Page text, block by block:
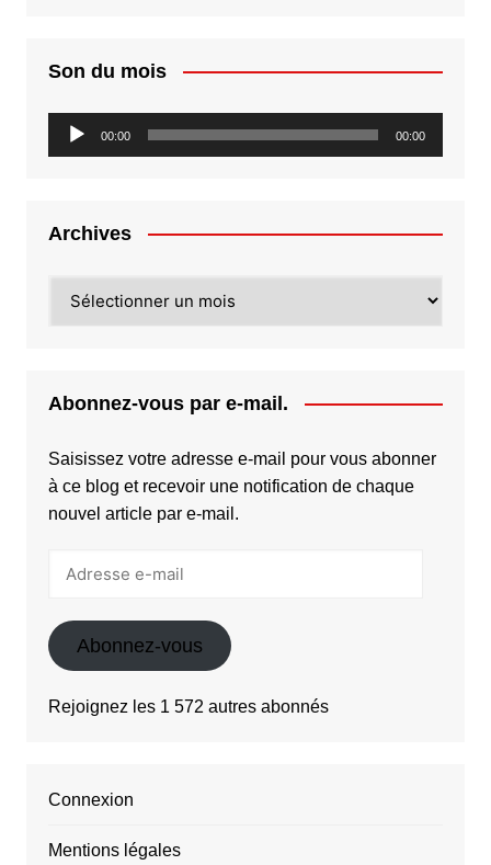
Son du mois
Lecteur
audio
00:00 00:00
Archives
Abonnez-vous par e-mail.
Saisissez votre adresse e-mail pour vous abonner
à ce blog et recevoir une notification de chaque
nouvel article par e-mail.
Abonnez-vous
Rejoignez les 1 572 autres abonnés
Connexion
Mentions légales